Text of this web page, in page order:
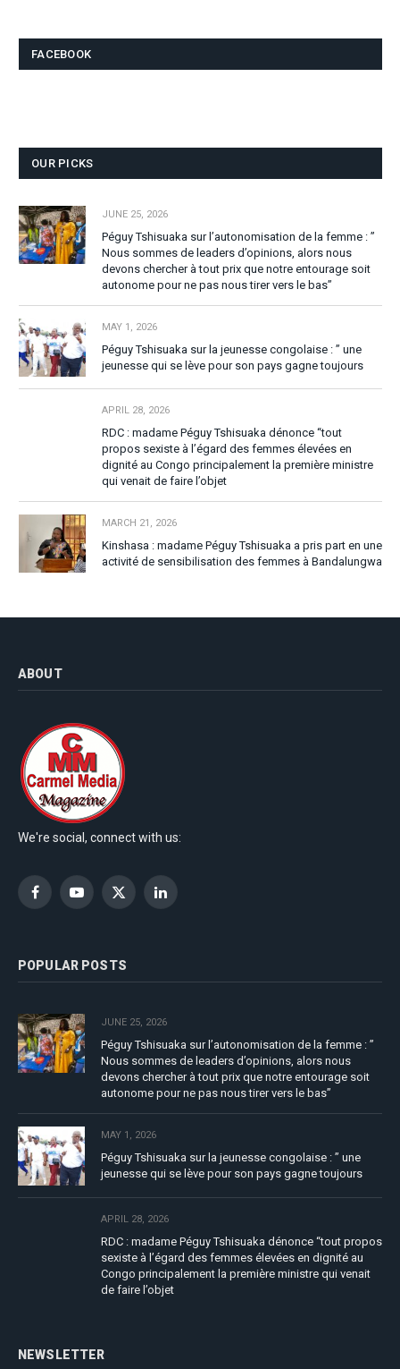
FACEBOOK
OUR PICKS
JUNE 25, 2026
Péguy Tshisuaka sur l’autonomisation de la femme : ”
Nous sommes de leaders d’opinions, alors nous
devons chercher à tout prix que notre entourage soit
autonome pour ne pas nous tirer vers le bas”
MAY 1, 2026
Péguy Tshisuaka sur la jeunesse congolaise : ” une
jeunesse qui se lève pour son pays gagne toujours
APRIL 28, 2026
RDC : madame Péguy Tshisuaka dénonce “tout
propos sexiste à l’égard des femmes élevées en
dignité au Congo principalement la première ministre
qui venait de faire l’objet
MARCH 21, 2026
Kinshasa : madame Péguy Tshisuaka a pris part en une
activité de sensibilisation des femmes à Bandalungwa
ABOUT
We're social, connect with us:
FacebookYouTubeX
LinkedIn
POPULAR POSTS
JUNE 25, 2026
Péguy Tshisuaka sur l’autonomisation de la femme : ”
Nous sommes de leaders d’opinions, alors nous
devons chercher à tout prix que notre entourage soit
autonome pour ne pas nous tirer vers le bas”
MAY 1, 2026
Péguy Tshisuaka sur la jeunesse congolaise : ” une
jeunesse qui se lève pour son pays gagne toujours
APRIL 28, 2026
RDC : madame Péguy Tshisuaka dénonce “tout propos
sexiste à l’égard des femmes élevées en dignité au
Congo principalement la première ministre qui venait
de faire l’objet
NEWSLETTER